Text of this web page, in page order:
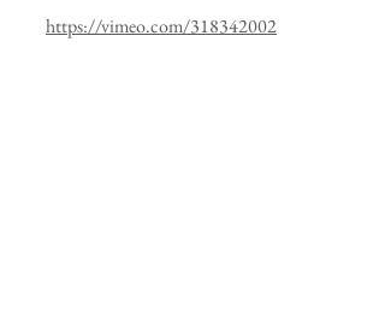
https://vimeo.com/318342002